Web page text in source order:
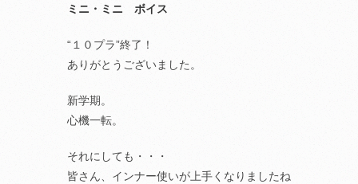
ミニ・ミニ ボイス
“１０プラ”終了！
ありがとうございました。
新学期。
心機一転。
それにしても・・・
皆さん、インナー使いが上手くなりましたね